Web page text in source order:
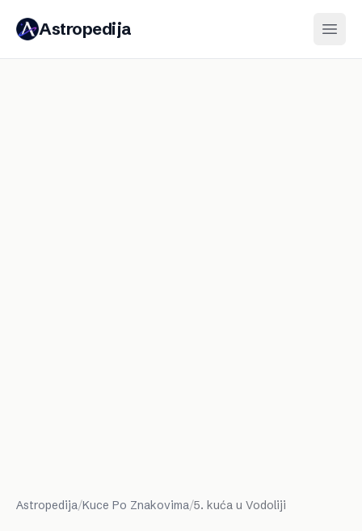
Astropedija
Astropedija/Kuce Po Znakovima/5. kuća u Vodoliji